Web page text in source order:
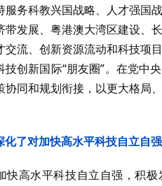
务科教兴国战略、人才强国
发展、粤港澳大湾区建设、
流、创新资源流动和科技项
创新国际“朋友圈”。在党中
同和规划衔接，以更大格局
了对加快高水平科技自立自
高水平科技自立自强，积